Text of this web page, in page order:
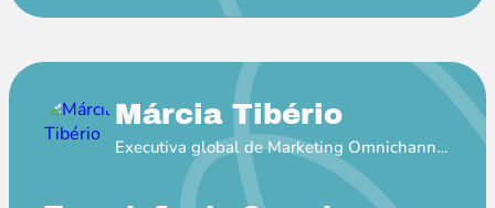
Márcia Tibério
Executiva global de Marketing Omnichannel